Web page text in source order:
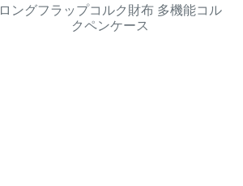
ロングフラップコルク財布 多機能コル
クペンケース